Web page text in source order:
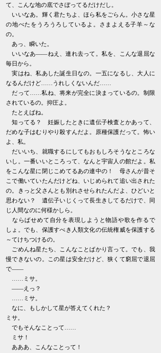
て、こんな地の底でさぼってるだけだし。
いいなあ。輝く君たちよ、ほら私をごらん。小さな星
の地べたをうろうろしているよ。さまよえる子羊～な
の。
あっ、瞬いた。
いいなあ――ねえ、連れ去って。私を、こんな退屈な
毎日から。
実はね、私あした誕生日なの。一五になるし、大人に
なるんだけど……うれしくないんだ……
だって……私ね、将来が完全に決まっているの。制限
されているの。抑圧よ。
たとえばね。
知ってる？ 妊娠したときに遺伝子検査とかあって、
だめな子はむりやり殺すんだよ。原種保護だって。怖い
よ、私。
だいいち、就職するにしてもおもしろそうなところな
いし。一番いいところって、なんと宇宙人の館だよ。私
をこんな星に閉じこめてるあの連中の！ 母さんが昔そ
こで働いていたんだけどね、いじめられて追い出された
の。きっと父さんとも別れさせられたんだよ、ひどいと
思わない？ 遺伝子いじくって長生きしてるだけで、同
じ人間なのに何様かしら。
ならばせめて自分を表現しようと物語や歌を作るで
しょ。でも、保護すべき人類文化の伝統権威を保護する
～てけちつけるの。
ごめんね星たち、こんなことばかり言って。でも、我
慢できないの。この星は安全だけど、狭くて窮屈で退屈
で――
……ミサ。
――えっ？
……ミサ。
なに、もしかして星が答えてくれた？
ミサ。
でもそんなことって……
ミサ！
あああ、こんなことって！